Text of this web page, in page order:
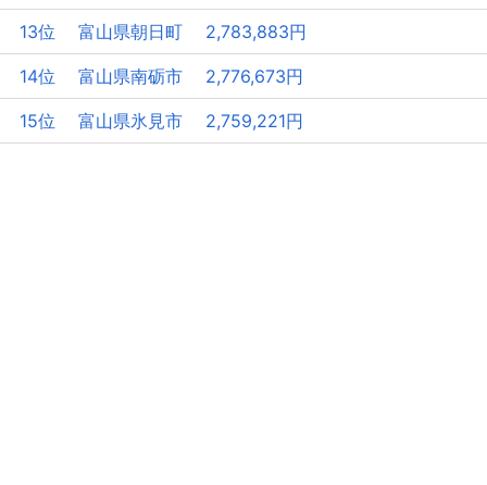
13位 富山県朝日町 2,783,883円
14位 富山県南砺市 2,776,673円
15位 富山県氷見市 2,759,221円